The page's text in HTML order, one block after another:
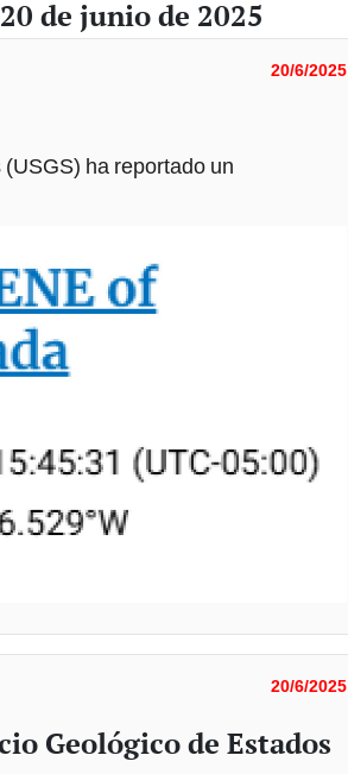
de junio de 2025
20/6/2025
ha reportado un
20/6/2025
Geológico de Estados